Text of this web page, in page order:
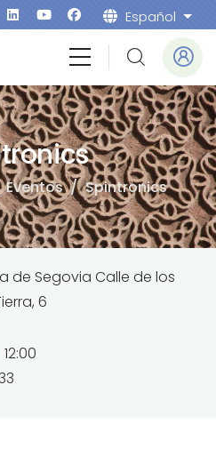
Español
Eventos/ Spintronics
de Segovia Calle de los
6
12:00